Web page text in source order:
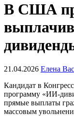
В США
21.04.2026 Елена
Кандидат в
программу «ИИ-
прямые выплаты
массовым